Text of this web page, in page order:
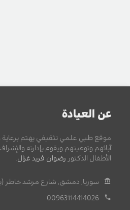
عن العيادة
موقع طبي علمي تثقيفي يهتم
آبائهم وتوعيتهم ويقوم بإدارته
الأطفال الدكتور رضوان فريد غزال
سوريا, دمشق, شارع مرشد خاطر
00963114414026